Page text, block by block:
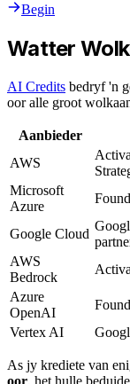
Begin
Watter
AI Credits bedryf 'n
oor alle groot
Aanbieder
AWS
Microsoft
Azure
Google Cloud
AWS
Bedrock
Azure
OpenAI
Vertex AI
As jy krediete van
oor, het hulle